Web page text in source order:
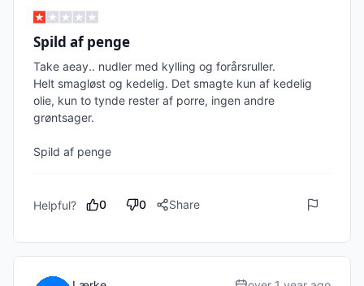
Spild af penge
Take aeay.. nudler med kylling og forårsruller.
Helt smagløst og kedelig. Det smagte kun af kedelig
olie, kun to tynde rester af porre, ingen andre
grøntsager.
Spild af penge
Helpful? 0 0 Share